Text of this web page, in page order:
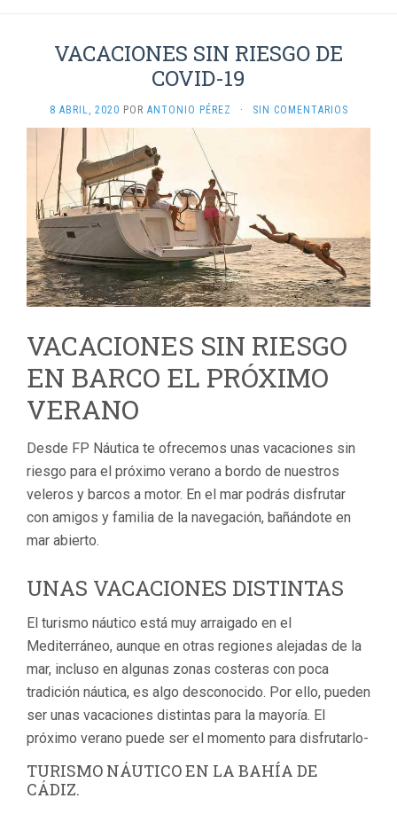
VACACIONES SIN RIESGO DE
COVID-19
8 ABRIL, 2020 POR ANTONIO PÉREZ · SIN COMENTARIOS
VACACIONES SIN RIESGO
EN BARCO EL PRÓXIMO
VERANO
Desde FP Náutica te ofrecemos unas vacaciones sin
riesgo para el próximo verano a bordo de nuestros
veleros y barcos a motor. En el mar podrás disfrutar
con amigos y familia de la navegación, bañándote en
mar abierto.
UNAS VACACIONES DISTINTAS
El turismo náutico está muy arraigado en el
Mediterráneo, aunque en otras regiones alejadas de la
mar, incluso en algunas zonas costeras con poca
tradición náutica, es algo desconocido. Por ello, pueden
ser unas vacaciones distintas para la mayoría. El
próximo verano puede ser el momento para disfrutarlo-
TURISMO NÁUTICO EN LA BAHÍA DE
CÁDIZ.